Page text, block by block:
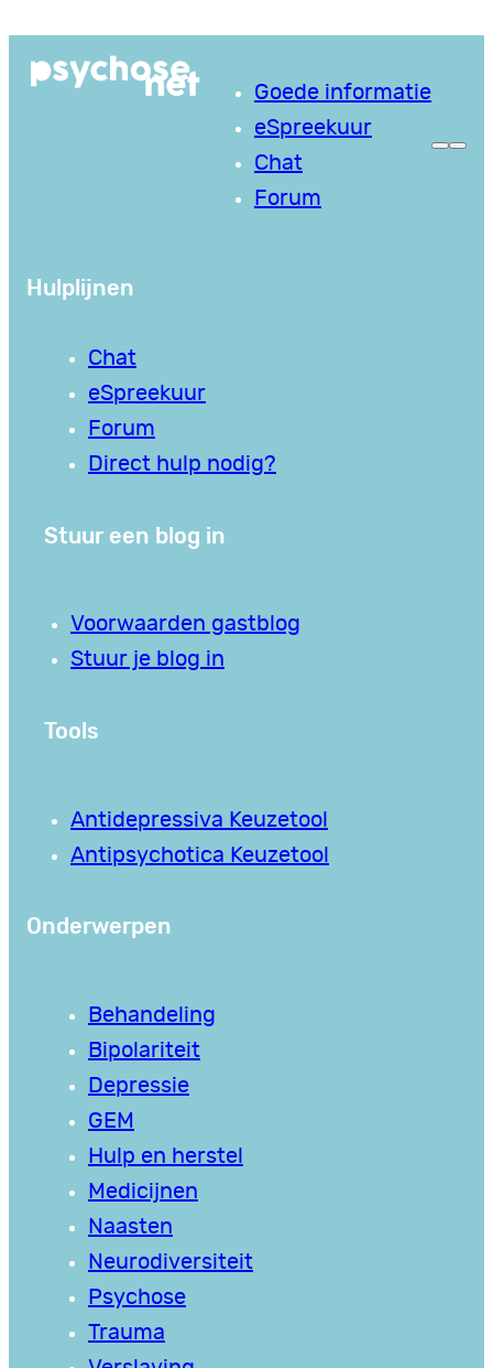
naar
Goede informatie
eSpreekuur
Chat
Forum
Hulplijnen
Chat
eSpreekuur
Forum
Direct hulp nodig?
Stuur een blog in
Voorwaarden gastblog
Stuur je blog in
Tools
Antidepressiva Keuzetool
Antipsychotica Keuzetool
Onderwerpen
Behandeling
Bipolariteit
Depressie
GEM
Hulp en herstel
Medicijnen
Naasten
Neurodiversiteit
Psychose
Trauma